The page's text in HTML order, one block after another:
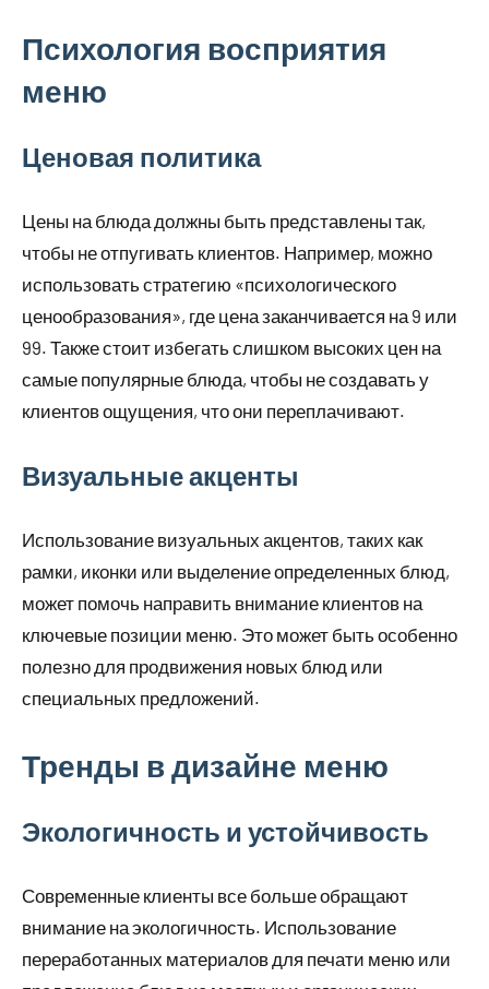
Психология восприятия
меню
Ценовая политика
Цены на блюда должны быть представлены так,
чтобы не отпугивать клиентов. Например, можно
использовать стратегию «психологического
ценообразования», где цена заканчивается на 9 или
99. Также стоит избегать слишком высоких цен на
самые популярные блюда, чтобы не создавать у
клиентов ощущения, что они переплачивают.
Визуальные акценты
Использование визуальных акцентов, таких как
рамки, иконки или выделение определенных блюд,
может помочь направить внимание клиентов на
ключевые позиции меню. Это может быть особенно
полезно для продвижения новых блюд или
специальных предложений.
Тренды в дизайне меню
Экологичность и устойчивость
Современные клиенты все больше обращают
внимание на экологичность. Использование
переработанных материалов для печати меню или